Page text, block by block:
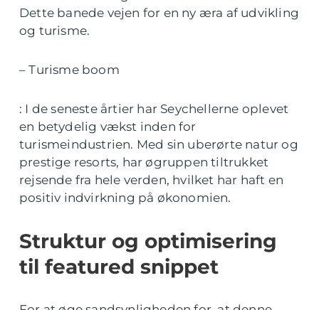
Dette banede vejen for en ny æra af udvikling
og turisme.
– Turisme boom
: I de seneste årtier har Seychellerne oplevet
en betydelig vækst inden for
turismeindustrien. Med sin uberørte natur og
prestige resorts, har øgruppen tiltrukket
rejsende fra hele verden, hvilket har haft en
positiv indvirkning på økonomien.
Struktur og optimisering
til featured snippet